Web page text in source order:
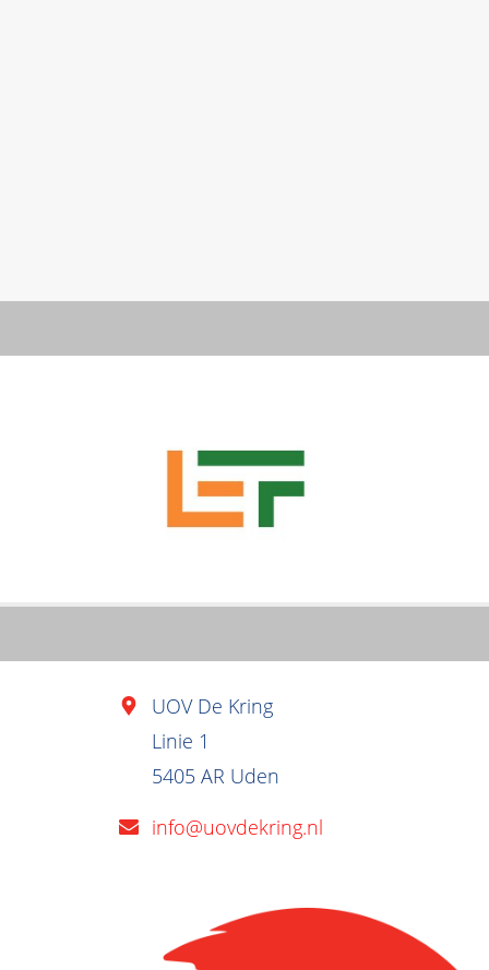
UOV De Kring
Linie 1
5405 AR Uden
info@uovdekring.nl